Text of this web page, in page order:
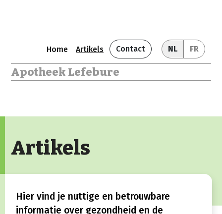
Home Artikels Contact NL FR
Apotheek Lefebure
Artikels
Hier vind je nuttige en betrouwbare
informatie over gezondheid en de